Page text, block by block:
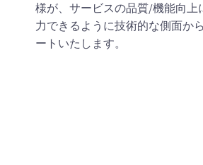
様が、サービスの品質/機能向上
力できるように技術的な側面か
ートいたします。